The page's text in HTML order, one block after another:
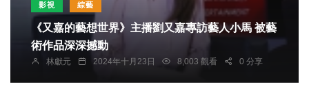
影視 綜藝
《又嘉的藝想世界》主播劉又嘉專訪藝人小馬 被藝
術作品深深撼動
林獻元 2024年十月23日 8,003 觀看 0 分享